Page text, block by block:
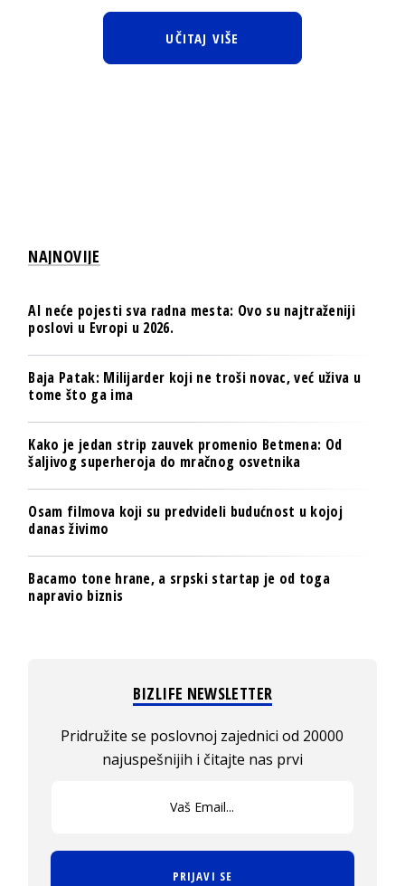
UČITAJ VIŠE
NAJNOVIJE
AI neće pojesti sva radna mesta: Ovo su najtraženiji
poslovi u Evropi u 2026.
Baja Patak: Milijarder koji ne troši novac, već uživa u
tome što ga ima
Kako je jedan strip zauvek promenio Betmena: Od
šaljivog superheroja do mračnog osvetnika
Osam filmova koji su predvideli budućnost u kojoj
danas živimo
Bacamo tone hrane, a srpski startap je od toga
napravio biznis
BIZLIFE NEWSLETTER
Pridružite se poslovnoj zajednici od 20000
najuspešnijih i čitajte nas prvi
PRIJAVI SE